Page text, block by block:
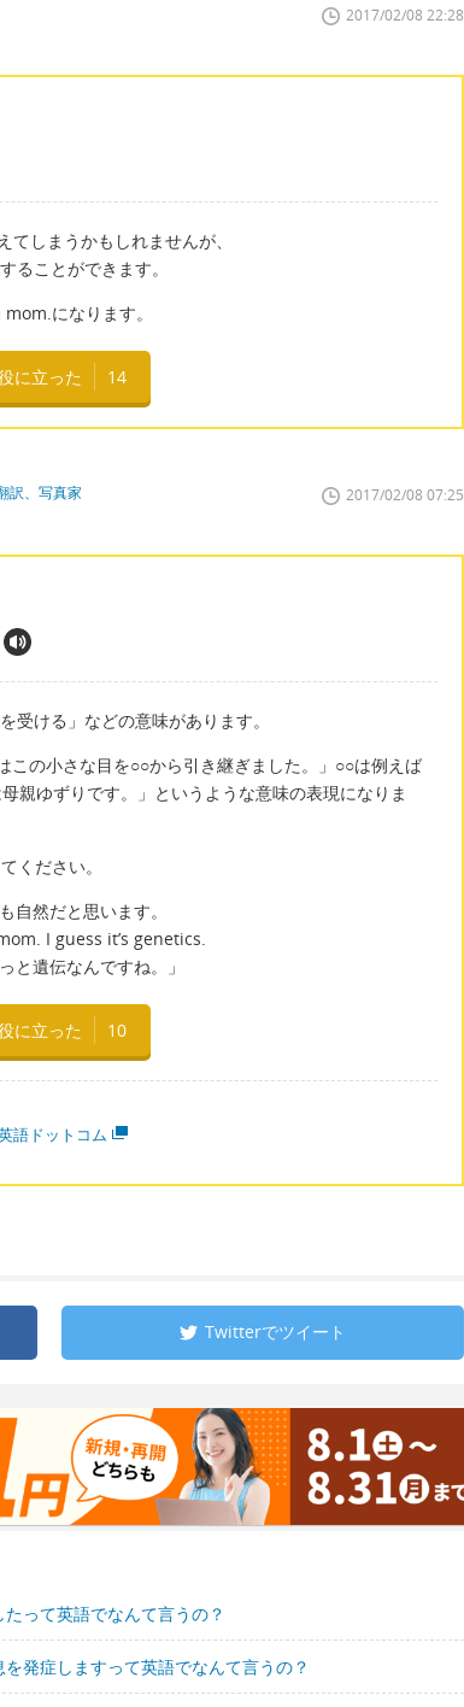
2017/02/08 22:28
しまうかもしれませんが、
ることができます。
になります。
に立った 14
訳、写真家 2017/02/08 07:25
ける」などの意味があります。
の小さな目を○○から引き継ぎました。」○○は例えば
親ゆずりです。」というような意味の表現になりま
ください。
自然だと思います。
I guess it’s genetics.
と遺伝なんですね。」
に立った 10
語ドットコム
Twitterでツイート
って英語でなんて言うの？
発症しますって英語でなんて言うの？